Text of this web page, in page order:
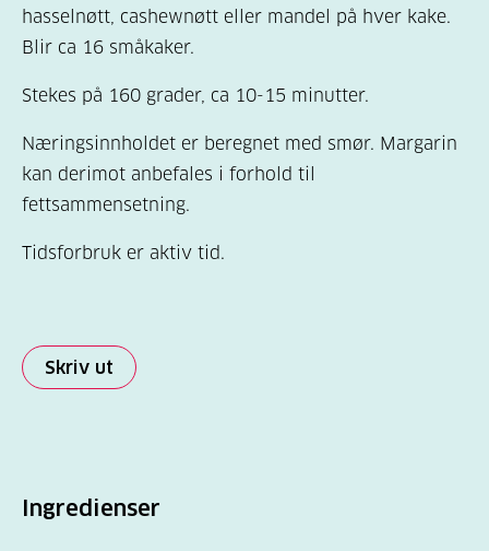
hasselnøtt, cashewnøtt eller mandel på hver kake.
Blir ca 16 småkaker.
Stekes på 160 grader, ca 10-15 minutter.
Næringsinnholdet er beregnet med smør. Margarin
kan derimot anbefales i forhold til
fettsammensetning.
Tidsforbruk er aktiv tid.
Skriv ut
Ingredienser